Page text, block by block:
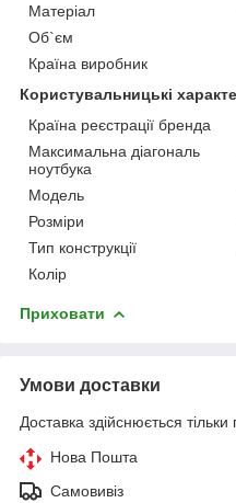
Матеріал
Об`єм
Країна виробник
Користувальницькі
Країна реєстрації бренда
Максимальна діагональ
ноутбука
Мoдель
Розміри
Тип конструкції
Колір
Приховати
Умови доставки
Доставка здійснюється тільки
Нова Пошта
Самовивіз